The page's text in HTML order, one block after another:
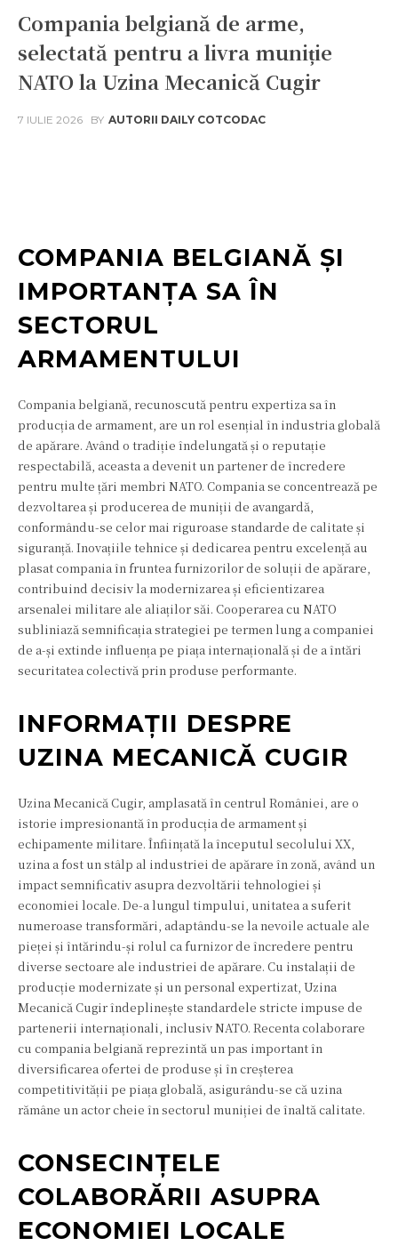
Compania belgiană de arme,
selectată pentru a livra muniție
NATO la Uzina Mecanică Cugir
7 IULIE 2026 BY AUTORII DAILY COTCODAC
COMPANIA BELGIANĂ ȘI
IMPORTANȚA SA ÎN
SECTORUL
ARMAMENTULUI
Compania belgiană, recunoscută pentru expertiza sa în
producția de armament, are un rol esențial în industria globală
de apărare. Având o tradiție îndelungată și o reputație
respectabilă, aceasta a devenit un partener de încredere
pentru multe țări membri NATO. Compania se concentrează pe
dezvoltarea și producerea de muniții de avangardă,
conformându-se celor mai riguroase standarde de calitate și
siguranță. Inovațiile tehnice și dedicarea pentru excelență au
plasat compania în fruntea furnizorilor de soluții de apărare,
contribuind decisiv la modernizarea și eficientizarea
arsenalei militare ale aliaților săi. Cooperarea cu NATO
subliniază semnificația strategiei pe termen lung a companiei
de a-și extinde influența pe piața internațională și de a întări
securitatea colectivă prin produse performante.
INFORMAȚII DESPRE
UZINA MECANICĂ CUGIR
Uzina Mecanică Cugir, amplasată în centrul României, are o
istorie impresionantă în producția de armament și
echipamente militare. Înființată la începutul secolului XX,
uzina a fost un stâlp al industriei de apărare în zonă, având un
impact semnificativ asupra dezvoltării tehnologiei și
economiei locale. De-a lungul timpului, unitatea a suferit
numeroase transformări, adaptându-se la nevoile actuale ale
pieței și întărindu-și rolul ca furnizor de încredere pentru
diverse sectoare ale industriei de apărare. Cu instalații de
producție modernizate și un personal expertizat, Uzina
Mecanică Cugir îndeplinește standardele stricte impuse de
partenerii internaționali, inclusiv NATO. Recenta colaborare
cu compania belgiană reprezintă un pas important în
diversificarea ofertei de produse și în creșterea
competitivității pe piața globală, asigurându-se că uzina
rămâne un actor cheie în sectorul muniției de înaltă calitate.
CONSECINȚELE
COLABORĂRII ASUPRA
ECONOMIEI LOCALE